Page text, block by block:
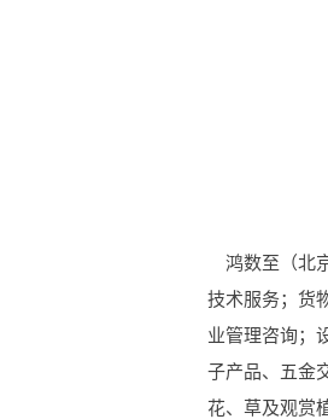
鸿数至（北
技术服务；货
业管理咨询；
子产品、五金
花、草及观赏